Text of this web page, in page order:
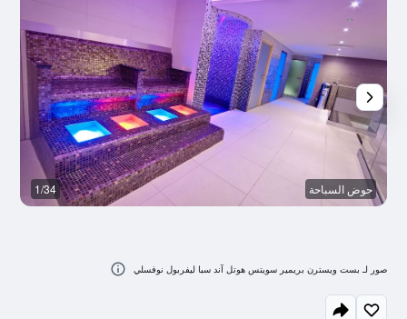
حوض السباحة 1/34
صور لـ بست ويسترن بريمير سويتس هوتل آند سبا ليفربول نوفسلي